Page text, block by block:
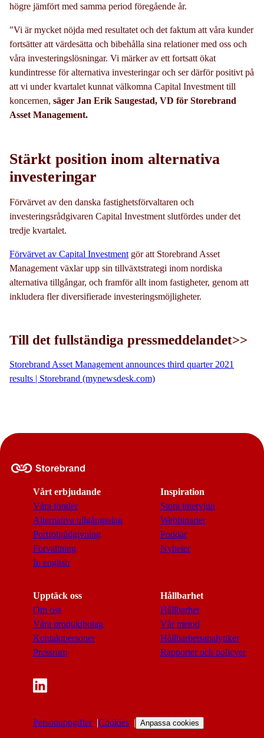
högre jämfört med samma period föregående år.
"Vi är mycket nöjda med resultatet och det faktum att våra kunder
fortsätter att värdesätta och bibehålla sina relationer med oss och
våra investeringslösningar. Vi märker av ett fortsatt ökat
kundintresse för alternativa investeringar och ser därför positivt på
att vi under kvartalet kunnat välkomna Capital Investment till
koncernen, säger Jan Erik Saugestad, VD för Storebrand
Asset Management.
Stärkt position inom alternativa
investeringar
Förvärvet av den danska fastighetsförvaltaren och
investeringsrådgivaren Capital Investment slutfördes under det
tredje kvartalet.
Förvärvet av Capital Investment gör att Storebrand Asset
Management växlar upp sin tillväxtstrategi inom nordiska
alternativa tillgångar, och framför allt inom fastigheter, genom att
inkludera fler diversifierade investeringsmöjligheter.
Till det fullständiga pressmeddelandet>>
Storebrand Asset Management announces third quarter 2021
results | Storebrand (mynewsdesk.com)
Vårt erbjudande
Våra fonder
Alternativa tillgångsslag
Portföljrådgivning
Förvaltning
In english
Inspiration
Stora intervjun
Webbinarier
Poddar
Nyheter
Upptäck oss
Om oss
Våra produktbolag
Kontaktpersoner
Pressrum
Hållbarhet
Hållbarhet
Vår metod
Hållbarhetsanalytiker
Rapporter och policyer
Personuppgifter Cookies Anpassa cookies